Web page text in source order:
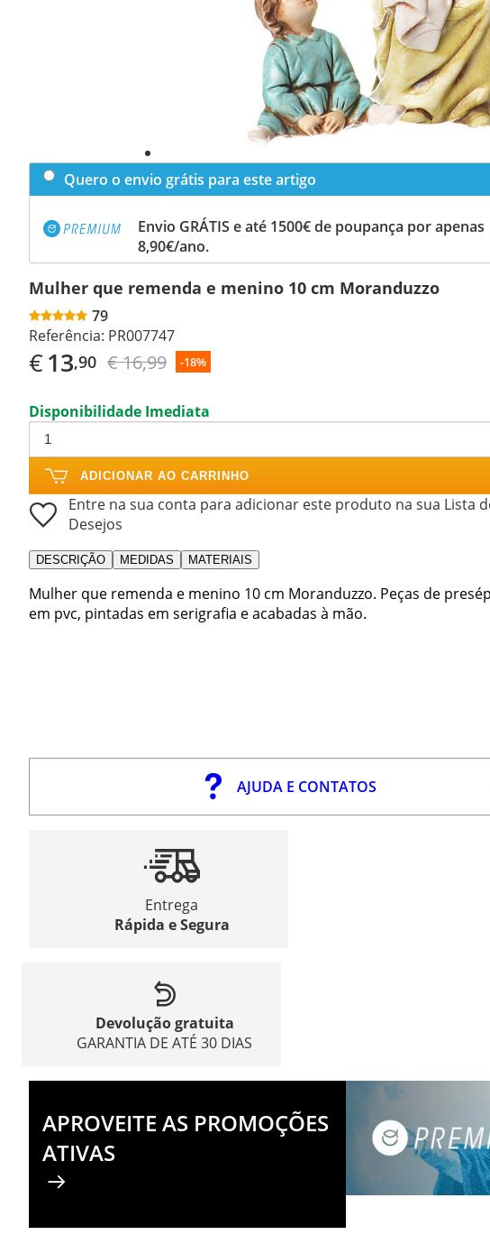
Quero o envio grátis para este artigo
Envio GRÁTIS e até 1500€ de poupança por apenas
8,90€/ano.
Mulher que remenda e menino 10 cm Moranduzzo
79
Referência: PR007747
€13,90 € 16,99 -18%
Disponibilidade Imediata
ADICIONAR AO CARRINHO
Entre na sua conta para adicionar este produto na sua Lista
Desejos
DESCRIÇÃO MEDIDAS MATERIAIS
Mulher que remenda e menino 10 cm Moranduzzo. Peças de
em pvc, pintadas em serigrafia e acabadas à mão.
AJUDA E CONTATOS
Entrega
Rápida e Segura
Devolução gratuita
GARANTIA DE ATÉ 30 DIAS
APROVEITE AS PROMOÇÕES
ATIVAS